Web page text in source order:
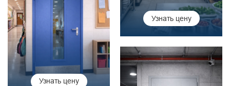
Узнать цену
Узнать цену